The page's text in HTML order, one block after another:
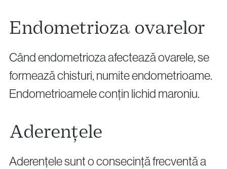
Endometrioza ovarelor
Când endometrioza afectează ovarele, se
formează chisturi, numite endometrioame.
Endometrioamele conțin lichid maroniu.
Aderențele
Aderențele sunt o consecință frecventă a